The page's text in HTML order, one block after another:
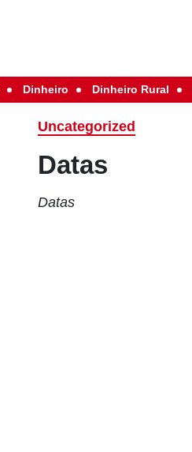
Dinheiro Dinheiro Rural
Uncategorized
Datas
Datas